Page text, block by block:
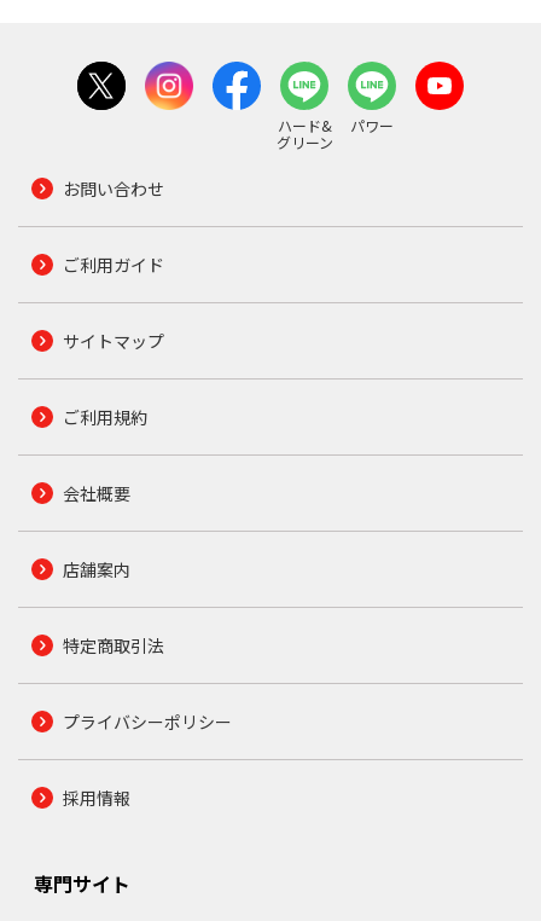
ハード&
グリーン
パワー
お問い合わせ
ご利用ガイド
サイトマップ
ご利用規約
会社概要
店舗案内
特定商取引法
プライバシーポリシー
採用情報
専門サイト